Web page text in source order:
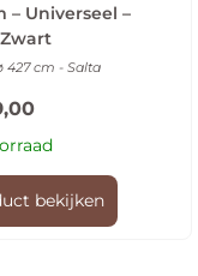
– Universeel –
427 cm - Salta
bekijken